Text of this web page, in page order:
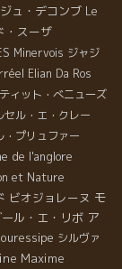
ュ・デコンブ Le
・スーザ
Minervois ジャジ
Elian Da Ros
ィット・べニューズ
セル・エ・クレー
・プリュファー
de l'anglore
et Nature
ビオジョレーヌ モ
ル・エ・リボ ア
シルヴァ
Maxime